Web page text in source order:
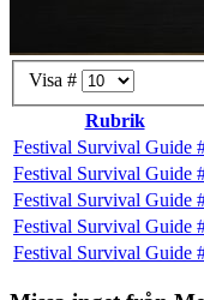
Visa #
Rubrik
Festival Survival Guide
Festival Survival Guide
Festival Survival Guide
Festival Survival Guide
Festival Survival Guide